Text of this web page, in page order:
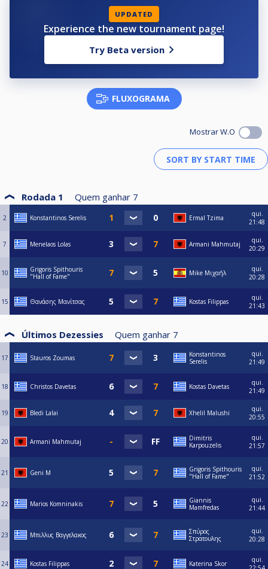
UPDATED
Experience the new tournament page!
Try Beta version
FLUXOGRAMA
Mostrar W.O
Rodada 1 Quem ganhar 7
2 Konstantinos Serelis Ermal Tzima
qui.
21:48
7 Menelaos Lolas Armani Mahmutaj
qui.
20:29
10
Grigoris Spithouris
"Hall of Fame"
Mike Μιχαήλ
qui.
20:28
15 Θανάσης Μανίτσας Kostas Filippas
qui.
21:43
Últimos Dezessies Quem ganhar 7
17 Stauros Zoumas
Konstantinos
Serelis
qui.
21:49
18 Christos Davetas Kostas Davetas
qui.
21:49
19 Bledi Lalai Xhelil Malushi
qui.
20:55
20 Armani Mahmutaj
Dimitris
Karpouzelis
qui.
21:57
21 Geni M
Grigoris Spithouris
"Hall of Fame"
qui.
21:52
22 Marios Komninakis
Giannis
Mamfredas
qui.
21:44
23 Μπιλλυς Βαγγελακος
Σπύρος
Στρατουλης
qui.
20:28
24 Kostas Filippas Katerina Skor
qui.